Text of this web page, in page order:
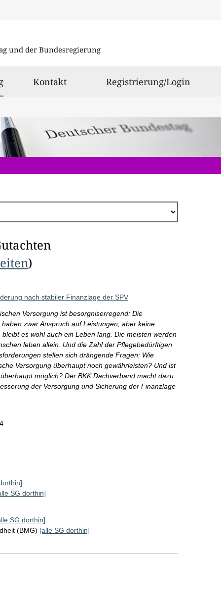
und der Bundesregierung
ausgewählt
Kontakt Registrierung/Login
)
nach stabiler Finanzlage der SPV
Versorgung ist besorgniserregend: Die
zwar Anspruch auf Leistungen, aber keine
es wohl auch ein Leben lang. Die meisten werden
leben allein. Und die Zahl der Pflegebedürftigen
stellen sich drängende Fragen: Wie
Versorgung überhaupt noch gewährleisten? Und ist
möglich? Der BKK Dachverband macht dazu
der Versorgung und Sicherung der Finanzlage
SG dorthin]
SG dorthin]
(BMG) [alle SG dorthin]